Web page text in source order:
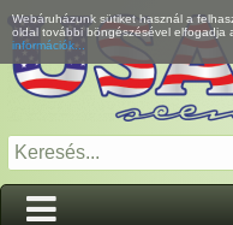
Webáruházunk sütiket használ a
oldal további böngészésével elfogadja
információk...